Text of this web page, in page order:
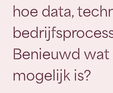
hoe data,
Benieuwd
mogelijk is?